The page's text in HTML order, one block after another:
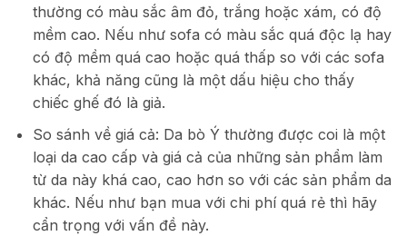
thường có màu sắc âm đỏ, trắng hoặc xám, có độ
mềm cao. Nếu như sofa có màu sắc quá độc lạ hay
có độ mềm quá cao hoặc quá thấp so với các sofa
khác, khả năng cũng là một dấu hiệu cho thấy
chiếc ghế đó là giả.
So sánh về giá cả: Da bò Ý thường được coi là một
loại da cao cấp và giá cả của những sản phẩm làm
từ da này khá cao, cao hơn so với các sản phẩm da
khác. Nếu như bạn mua với chi phí quá rẻ thì hãy
cẩn trọng với vấn đề này.